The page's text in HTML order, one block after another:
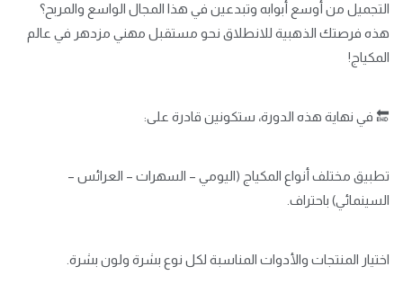
التجميل من أوسع أبوابه وتبدعين في هذا المجال الواسع والمربح؟
هذه فرصتك الذهبية للانطلاق نحو مستقبل مهني مزدهر في عالم
المكياج!
🔚 في نهاية هذه الدورة، ستكونين قادرة على:
تطبيق مختلف أنواع المكياج (اليومي – السهرات – العرائس –
السينمائي) باحتراف.
اختيار المنتجات والأدوات المناسبة لكل نوع بشرة ولون بشرة.